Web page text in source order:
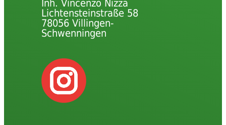
Inh. Vincenzo Nizza
Lichtensteinstraße 58
78056 Villingen-
Schwenningen